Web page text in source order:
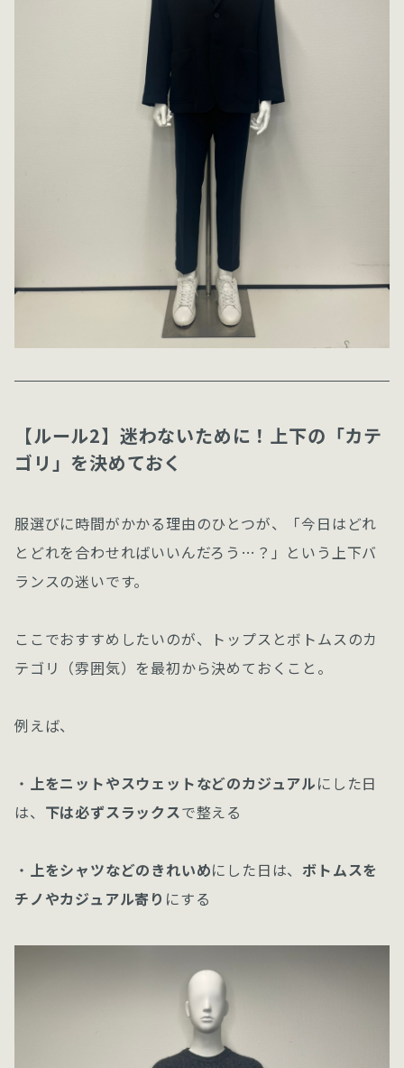
【ルール2】迷わないために！上下の「カテ
ゴリ」を決めておく
服選びに時間がかかる理由のひとつが、「今日はどれ
とどれを合わせればいいんだろう…？」という上下バ
ランスの迷いです。
ここでおすすめしたいのが、トップスとボトムスのカ
テゴリ（雰囲気）を最初から決めておくこと。
例えば、
・ 上をニットやスウェットなどのカジュアルにした日
は、 下は必ずスラックスで整える
・ 上をシャツなどのきれいめにした日は、 ボトムスを
チノやカジュアル寄り にする